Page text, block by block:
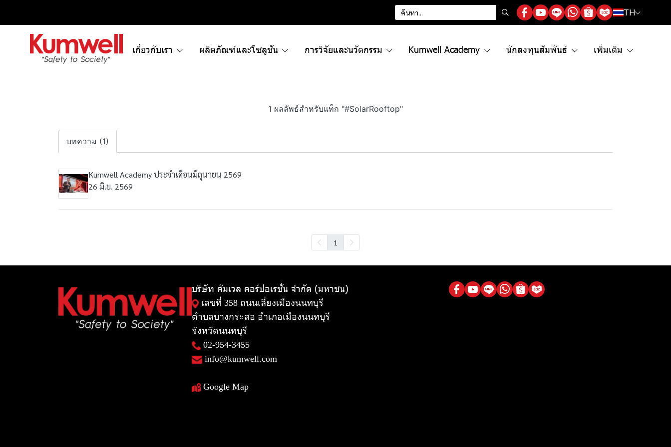
TH
เกี่ยวกับเรา ผลิตภัณฑ์และโซลูชัน การวิจัยและนวัตกรรม Kumwell Academy นักลงทุนสัมพันธ์ เพิ่มเติม
1 ผลลัพธ์สำหรับแท็ก "#SolarRooftop"
บทความ (1)
Kumwell Academy ประจำเดือนมิถุนายน 2569
26 มิ.ย. 2569
1
บริษัท คัมเวล คอร์ปอเรชั่น จำกัด (มหาชน)
เลขที่ 358 ถนนเลี่ยงเมืองนนทบุรี
ตำบลบางกระสอ อำเภอเมืองนนทบุรี
จังหวัดนนทบุรี
02-954-3455
info@kumwell.com
Google Map